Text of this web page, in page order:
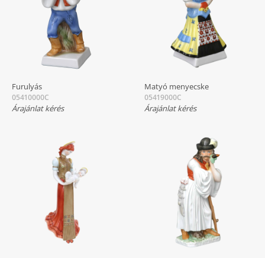
Furulyás
05410000C
Árajánlat kérés
Matyó menyecske
05419000C
Árajánlat kérés